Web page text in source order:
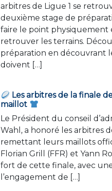
arbitres de Ligue 1 se
deuxième stage de
faire le point
retrouver les terrains.
préparation en découvrant
doivent […]
Les arbitres de la finale
maillot
Le Président du conseil
Wahl, a honoré les arbitres
remettant leurs maillots
Florian Grill (FFR) et Yann
fort de cette finale, avec
l’engagement de […]